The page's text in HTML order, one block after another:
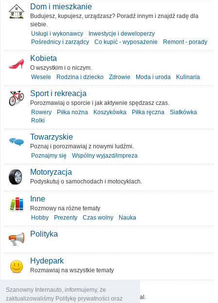
Szanowny Internauto, informujemy, że
zaktualizowaliśmy Politykę prywatności oraz
Dom i mieszkanie
Budujesz, kupujesz, urządzasz? Poradź innym i znajdź radę dla
siebie.
Usługi i wykonawcy
Inwestycje i deweloperzy
Pośrednicy i zarządcy
Co kupić - wyposażenie Remont - porady
Kobieta
O wszystkim i o niczym.
Wesele
Rodzina i dziecko Zdrowie Moda i uroda Kulinaria
Sport i rekreacja
Porozmawiaj o sporcie i jak aktywnie spędzasz czas.
Rowery
Piłka nożna Koszykówka Piłka ręczna
Siatkówka
Rolki
Towarzyskie
Poznaj i porozmawiaj z nowymi ludźmi.
Poznajmy się
Wspólny wyjazd/impreza
Motoryzacja
Podyskutuj o samochodach i motocyklach.
Inne
Rozmowy na różne tematy
Hobby
Prezenty Czas wolny Nauka
Polityka
Hydepark
Rozmawiaj na wszystkie tematy
O portalu
Podziel się pomysłami, które ulepszą portal.